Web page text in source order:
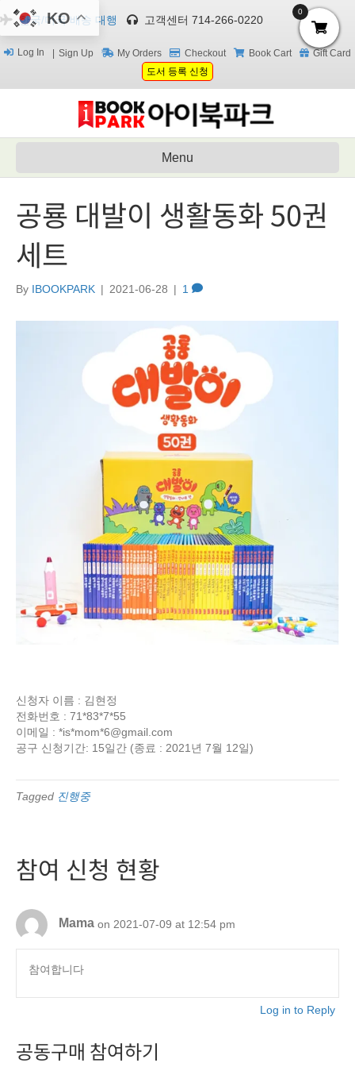
한국/미국 배송 대행 고객센터 714-266-0220
Log In Sign Up My Orders Checkout Book Cart
Gift Card
도서 등록 신청
Menu
공룡 대발이 생활동화 50권
세트
By IBOOKPARK | 2021-06-28 | 1
신청자 이름 : 김현정
전화번호 : 71*83*7*55
이메일 : *is*mom*6@gmail.com
공구 신청기간: 15일간 (종료 : 2021년 7월 12일)
Tagged 진행중
참여 신청 현황
Mama on 2021-07-09 at 12:54 pm
참여합니다
Log in to Reply
공동구매 참여하기
KO 0